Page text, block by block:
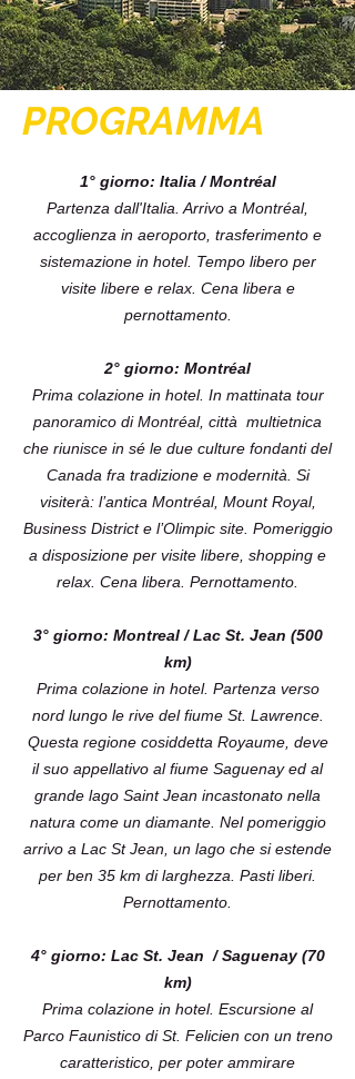
PROGRAMMA
1° giorno: Italia / Montréal
Partenza dall'Italia. Arrivo a Montréal,
accoglienza in aeroporto, trasferimento e
sistemazione in hotel. Tempo libero per
visite libere e relax. Cena libera e
pernottamento.
2° giorno: Montréal
Prima colazione in hotel. In mattinata tour
panoramico di Montréal, città multietnica
che riunisce in sé le due culture fondanti del
Canada fra tradizione e modernità. Si
visiterà: l’antica Montréal, Mount Royal,
Business District e l’Olimpic site. Pomeriggio
a disposizione per visite libere, shopping e
relax. Cena libera. Pernottamento.
3° giorno: Montreal / Lac St. Jean (500
km)
Prima colazione in hotel. Partenza verso
nord lungo le rive del fiume St. Lawrence.
Questa regione cosiddetta Royaume, deve
il suo appellativo al fiume Saguenay ed al
grande lago Saint Jean incastonato nella
natura come un diamante. Nel pomeriggio
arrivo a Lac St Jean, un lago che si estende
per ben 35 km di larghezza. Pasti liberi.
Pernottamento.
4° giorno: Lac St. Jean / Saguenay (70
km)
Prima colazione in hotel. Escursione al
Parco Faunistico di St. Felicien con un treno
caratteristico, per poter ammirare